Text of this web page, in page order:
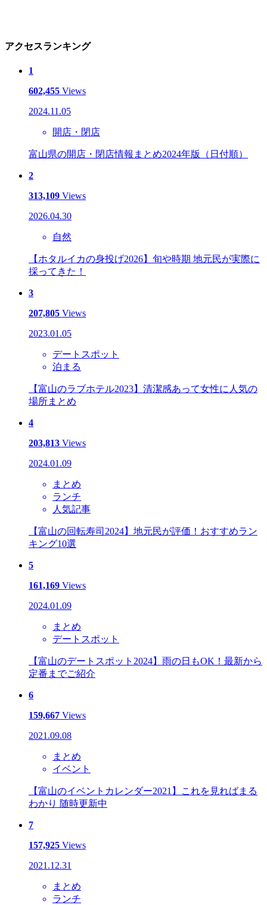
アクセスランキング
1
602,455 Views
2024.11.05
開店・閉店
富山県の開店・閉店情報まとめ2024年版（日付順）
2
313,109 Views
2026.04.30
自然
【ホタルイカの身投げ2026】旬や時期 地元民が実際に
採ってきた！
3
207,805 Views
2023.01.05
デートスポット
泊まる
【富山のラブホテル2023】清潔感あって女性に人気の
場所まとめ
4
203,813 Views
2024.01.09
まとめ
ランチ
人気記事
【富山の回転寿司2024】地元民が評価！おすすめラン
キング10選
5
161,169 Views
2024.01.09
まとめ
デートスポット
【富山のデートスポット2024】雨の日もOK！最新から
定番までご紹介
6
159,667 Views
2021.09.08
まとめ
イベント
【富山のイベントカレンダー2021】これを見ればまる
わかり 随時更新中
7
157,925 Views
2021.12.31
まとめ
ランチ